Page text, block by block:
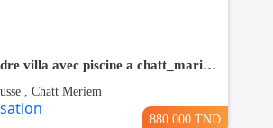
A Vendre villa avec piscine a chatt_mariem pré résidence Costa
, Chatt Meriem
880.000 TND